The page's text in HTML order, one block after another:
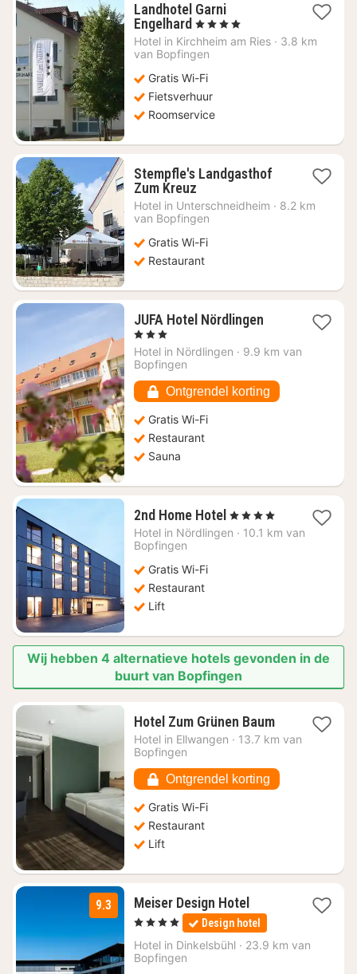
Landhotel Garni
Engelhard 1
nacht
vanaf
€
107,48
, 4 Sterren
Hotel in Kirchheim am Ries · 3.8 km
van Bopfingen
Gratis Wi-Fi
Fietsverhuur
Roomservice
Stempfle's Landgasthof
Zum Kreuz1
nacht
vanaf
67,29
Hotel in Unterschneidheim · 8.2 km
van Bopfingen
Gratis Wi-Fi
Restaurant
JUFA Hotel Nördlingen1
vanaf
, 3 Sterren
Hotel in Nördlingen · 9.9 km van
Bopfingen
Ontgrendel korting
Gratis Wi-Fi
Restaurant
Sauna
2nd Home Hotel 1
nacht
, 4 Sterren
Hotel in Nördlingen · 10.1 km van
Bopfingen
Gratis Wi-Fi
Restaurant
Lift
Wij hebben 4 alternatieve hotels gevonden in de
buurt van Bopfingen
Hotel Zum Grünen Baum1
nacht
90,34
Hotel in Ellwangen · 13.7 km van
Bopfingen
Ontgrendel korting
Gratis Wi-Fi
Restaurant
Lift
9.3 Meiser Design Hotel1
nacht
vanaf
€
, 4 Sterren Design hotel
Hotel in Dinkelsbühl · 23.9 km van
Bopfingen